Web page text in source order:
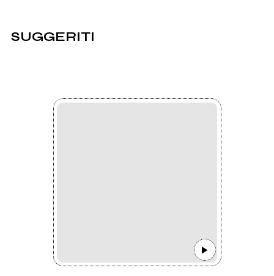
SUGGERITI